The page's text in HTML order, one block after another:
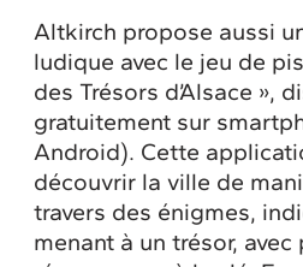
Altkirch propose aussi
ludique avec le jeu de
des Trésors d’Alsace »,
gratuitement sur
Android). Cette
découvrir la ville de
travers des énigmes,
menant à un trésor,